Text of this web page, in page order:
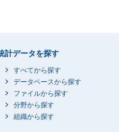
計データを探す
すべてから探す
データベースから探す
ファイルから探す
分野から探す
組織から探す